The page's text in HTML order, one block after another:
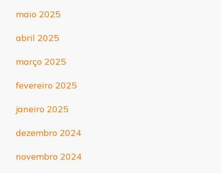
maio 2025
abril 2025
março 2025
fevereiro 2025
janeiro 2025
dezembro 2024
novembro 2024